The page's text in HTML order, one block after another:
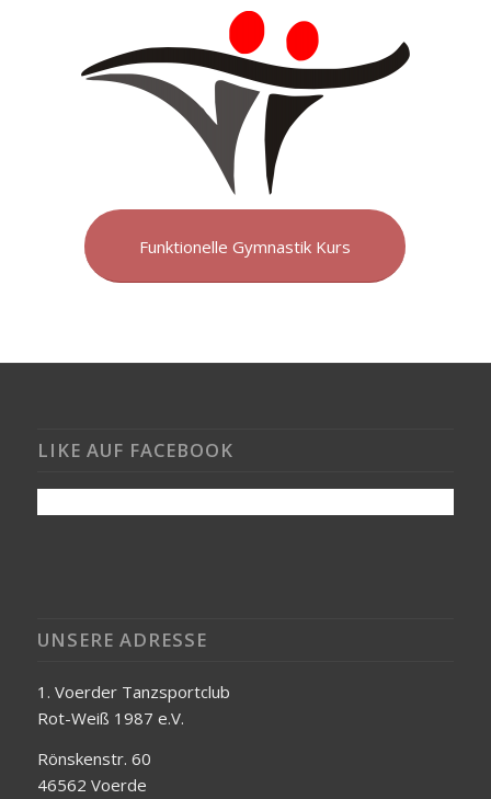
Funktionelle Gymnastik Kurs
LIKE AUF FACEBOOK
UNSERE ADRESSE
1. Voerder Tanzsportclub
Rot-Weiß 1987 e.V.
Rönskenstr. 60
46562 Voerde